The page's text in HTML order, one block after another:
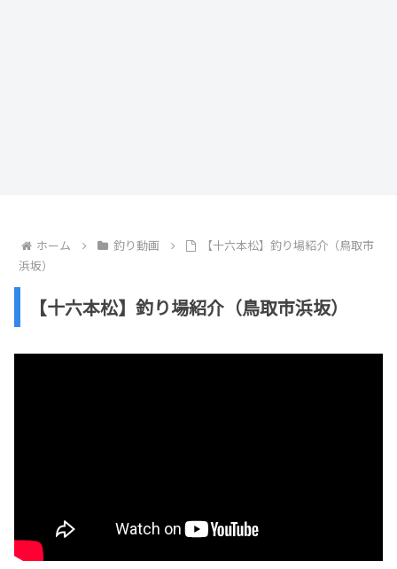
ホーム 釣り動画
【十六本松】釣り場紹介（鳥取市
浜坂）
【十六本松】釣り場紹介（鳥取市浜坂）